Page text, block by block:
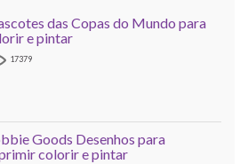
das Copas do Mundo para
e pintar
17379
Goods Desenhos para
colorir e pintar